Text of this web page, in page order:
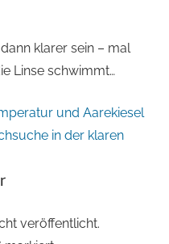
klarer sein – mal
Linse schwimmt…
und Aarekiesel
in der klaren
veröffentlicht.